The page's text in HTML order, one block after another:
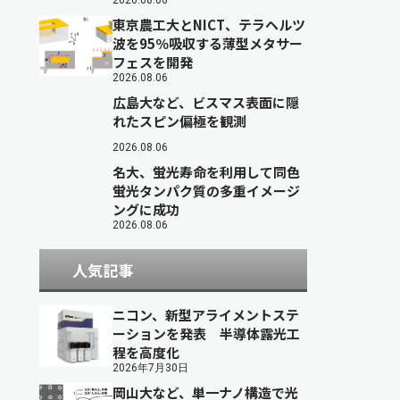
東京農工大とNICT、テラヘルツ
波を95％吸収する薄型メタサー
フェスを開発
2026.08.06
広島大など、ビスマス表面に隠
れたスピン偏極を観測
2026.08.06
名大、蛍光寿命を利用して同色
蛍光タンパク質の多重イメージ
ングに成功
2026.08.06
人気記事
ニコン、新型アライメントステ
ーションを発表 半導体露光工
程を高度化
2026年7月30日
岡山大など、単一ナノ構造で光